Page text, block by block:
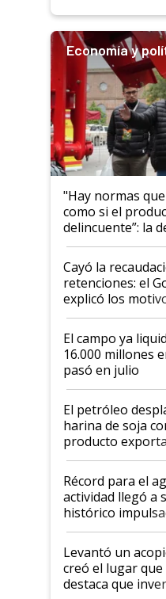
Economía y
"Hay normas
como si el
delincuente”: la
al Congreso
habló del
Cayó la
retenciones: el
explicó los
El campo ya
16.000 millones
pasó en julio
El petróleo
harina de soja
producto
el agro aportó
diez dólares y
liderazgo en un
récord
Récord para el
actividad llegó a
histórico
cosecha y las
Levantó un
creó el lugar
destaca que